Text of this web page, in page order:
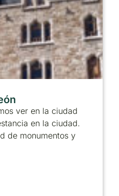
ver en la ciudad
en la ciudad.
de monumentos y